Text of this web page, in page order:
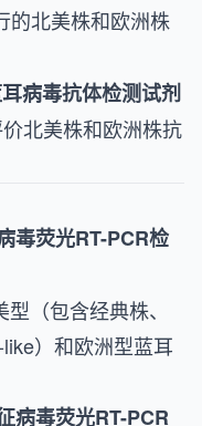
北美株和欧洲株
病毒抗体检测试剂
北美株和欧洲株抗
毒荧光RT-PCR检
（包含经典株、
）和欧洲型蓝耳
病毒荧光RT-PCR